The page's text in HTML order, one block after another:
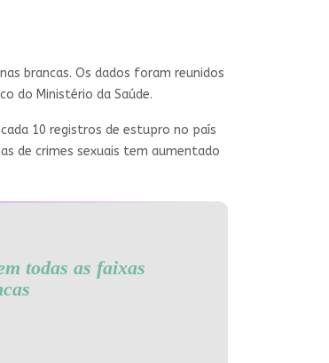
brancas. Os dados foram reunidos
do Ministério da Saúde.
10 registros de estupro no país
de crimes sexuais tem aumentado
todas as faixas